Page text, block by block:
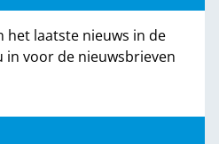
het laatste nieuws in de
in voor de nieuwsbrieven